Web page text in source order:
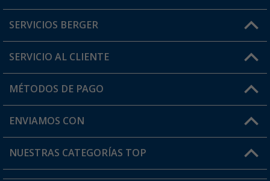
¿Tienes alguna duda?
SERVICIOS BERGER
Conviértete en distribuidor
Mi cuenta
Tarjeta Berger Digital
SERVICIO AL CLIENTE
FAQ y Contacto
Información de envío
¿Dónde está mi pedido?
MÉTODOS DE PAGO
ENVIAMOS CON
NUESTRAS CATEGORÍAS TOP